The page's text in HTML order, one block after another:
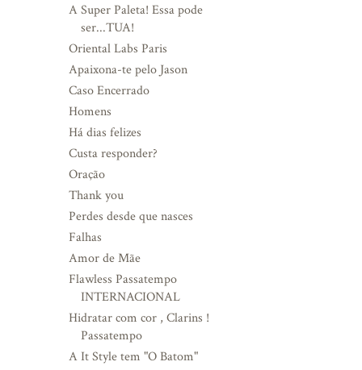
A Super Paleta! Essa pode
ser...TUA!
Oriental Labs Paris
Apaixona-te pelo Jason
Caso Encerrado
Homens
Há dias felizes
Custa responder?
Oração
Thank you
Perdes desde que nasces
Falhas
Amor de Mãe
Flawless Passatempo
INTERNACIONAL
Hidratar com cor , Clarins !
Passatempo
A It Style tem "O Batom"